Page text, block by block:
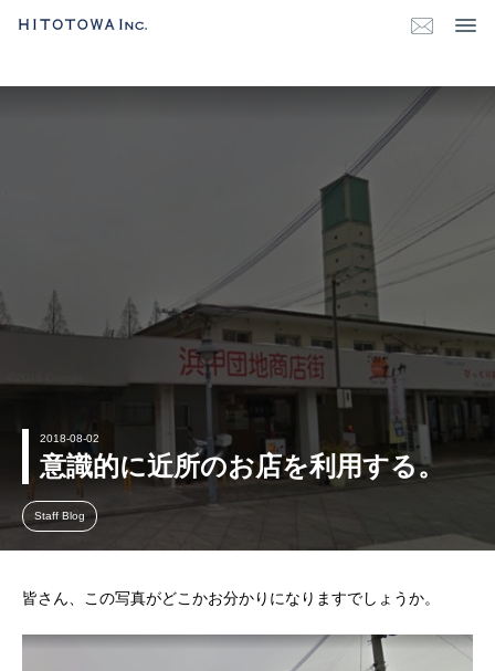
2018-08-02
意識的に近所のお店を利用する。
Staff Blog
皆さん、この写真がどこかお分かりになりますでしょうか。